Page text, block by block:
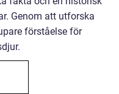
Genom att utforska
förståelse för